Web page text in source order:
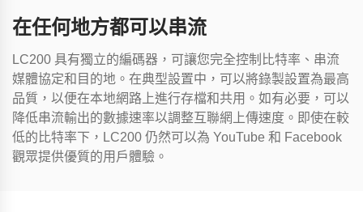
在任何地方都可以串流
LC200 具有獨立的編碼器，可讓您完全控制比特率、串流
媒體協定和目的地。在典型設置中，可以將錄製設置為最高
品質，以便在本地網路上進行存檔和共用。如有必要，可以
降低串流輸出的數據速率以調整互聯網上傳速度。即使在較
低的比特率下，LC200 仍然可以為 YouTube 和 Facebook
觀眾提供優質的用戶體驗。